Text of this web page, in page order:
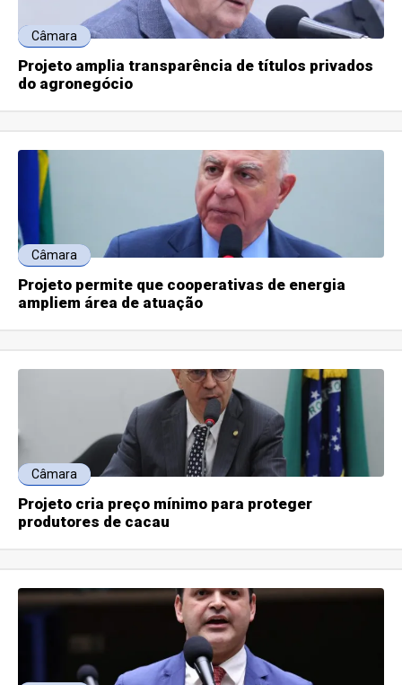
Câmara
Projeto amplia transparência de títulos privados
do agronegócio
Câmara
Projeto permite que cooperativas de energia
ampliem área de atuação
Câmara
Projeto cria preço mínimo para proteger
produtores de cacau